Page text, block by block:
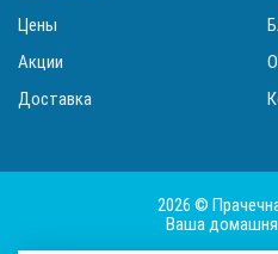
Цены
Акции
Доставка
2026 ©
Ваша